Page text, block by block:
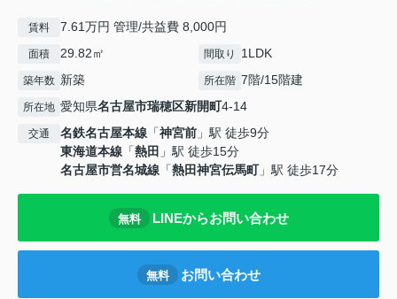
賃料 7.61万円 管理/共益費 8,000円
面積 29.82㎡ 間取り 1LDK
築年数 新築 所在階 7階/15階建
所在地 愛知県名古屋市瑞穂区新開町4-14
交通 名鉄名古屋本線 「神宮前 」駅 徒歩9分
東海道本線 「熱田 」駅 徒歩15分
名古屋市営名城線 「熱田神宮伝馬町」駅 徒歩17分
無料 LINEからお問い合わせ
無料 お問い合わせ